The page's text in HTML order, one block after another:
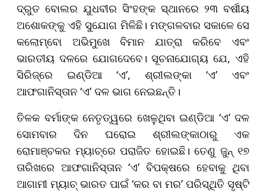
ଦ୍ରୁତ ବୋଲର ଯୁଧବୀର ସିଂହଙ୍କ ସ୍ଥାନରେ ୨୩ ବର୍ଷୀୟ
ଅଶୋକଙ୍କୁ ଏହି ସୁଯୋଗ ମିଳିଛି। ମଙ୍ଗଳବାର ସକାଳେ ସେ
କଲୋମ୍ବୋ ଅଭିମୁଖେ ବିମାନ ଯାତ୍ରା କରିବେ ଏବଂ
ଭାରତୀୟ ଦଳରେ ଯୋଗଦେବେ। ସୂଚନାଯୋଗ୍ୟ ଯେ, ଏହି
ସିରିଜ୍‌ରେ ଇଣ୍ଡିଆ ‘ଏ’, ଶ୍ରୀଲଙ୍କା ‘ଏ’ ଏବଂ
ଆଫଗାନିସ୍ତାନ ‘ଏ’ ଦଳ ଭାଗ ନେଇଛନ୍ତି।
ତିଳକ ବର୍ମାଙ୍କ ନେତୃତ୍ୱରେ ଖେଳୁଥିବା ଇଣ୍ଡିଆ ‘ଏ’ ଦଳ
ସୋମବାର ଦିନ ଘରୋଇ ଶ୍ରୀଲଙ୍କାଠାରୁ ଏକ
ରୋମାଞ୍ଚକର ମ୍ୟାଚ୍‌ରେ ପରାଜିତ ହୋଇଛି। ତେଣୁ ଜୁନ୍ ୧୭
ତାରିଖରେ ଆଫଗାନିସ୍ତାନ ‘ଏ’ ବିପକ୍ଷରେ ହେବାକୁ ଥିବା
ଆଗାମୀ ମ୍ୟାଚ୍ ଭାରତ ପାଇଁ ‘କର ବା ମର’ ପରିସ୍ଥିତି ସୃଷ୍ଟି